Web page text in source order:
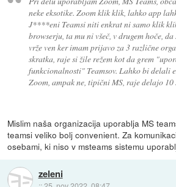
neke eksotike. Zoom klik klik, lahko app
J****eni Teamsi niti enkrat ni samo klik
browserju, ta mu ni všeč, v drugem hoče,
vrže ven ker imam prijavo za 3 različne
skratka, raje si žile režem kot da grem
funkcionalnosti" Teamsov. Lahko bi delali
Zoom, ampak ne, tipični MS, raje delajo 10
Mislim naša organizacija uporablja MS
teamsi veliko bolj convenient. Za
osebami, ki niso v msteams sistemu
zeleni